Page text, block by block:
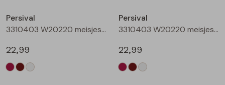
Bermuda's
Persival
3310403 W20220 meisjes sweatshirt Wijnrood
22,99
Persival
3310403 W20220 meisjes sweatshirt Bruin donker
22,99